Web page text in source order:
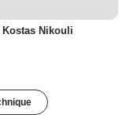
Kostas Nikouli